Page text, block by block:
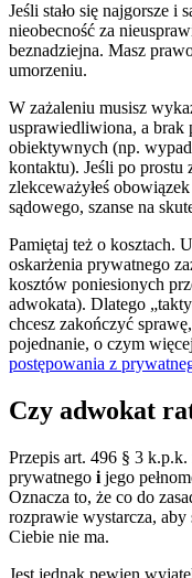
Jeśli stało się najgorsze i
nieobecność za
beznadziejna. Masz
umorzeniu.
W zażaleniu musisz
usprawiedliwiona, a brak
obiektywnych (np.
kontaktu). Jeśli po prostu
zlekceważyłeś
sądowego, szanse na
Pamiętaj też o kosztach.
oskarżenia prywatnego
kosztów poniesionych
adwokata). Dlatego
chcesz zakończyć
pojednanie, o czym
postępowania z
Czy adwokat
Przepis art. 496 § 3
prywatnego i jego
Oznacza to, że co do
rozprawie wystarcza, aby
Ciebie nie ma.
Jest jednak pewien